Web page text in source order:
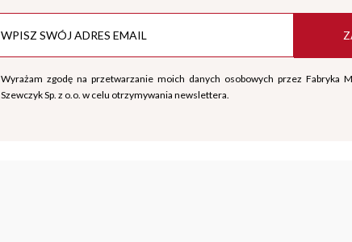
Wyrażam zgodę na przetwarzanie moich danych osobowych przez Fabryka
Szewczyk Sp. z o.o. w celu otrzymywania newslettera.